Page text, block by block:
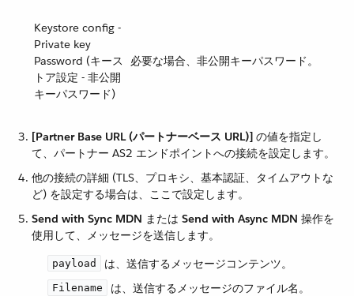
Keystore config -
Private key
Password (キース
トア設定 - 非公開
キーパスワード)
必要な場合、非公開キーパスワード。
[Partner Base URL (パートナーベース URL)] ​ の値を指定し
て、パートナー AS2 エンドポイントへの接続を設定します。
他の接続の詳細 (TLS、プロキシ、基本認証、タイムアウトな
ど) を設定する場合は、ここで設定します。
Send with Sync MDN ​ または ​ Send with Async MDN ​ 操作を
使用して、メッセージを送信します。
payload ​ は、送信するメッセージコンテンツ。
Filename
​ は、送信するメッセージのファイル名。